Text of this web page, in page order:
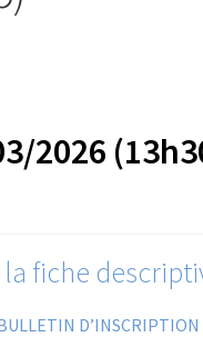
2026
fiche
D’INSCRIPTION